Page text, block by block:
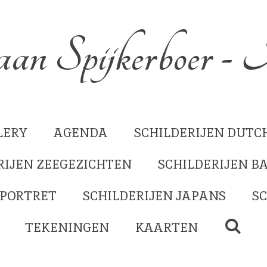
Spijkerboer
AGENDA
SCHILDERIJEN
ZEEGEZICHTEN
SCHILDERIJEN
SCHILDERIJEN JAPANS
TEKENINGEN
KAARTEN